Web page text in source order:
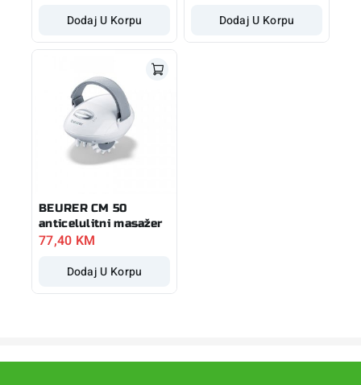
Dodaj U Korpu Dodaj U Korpu
BEURER CM 50
anticelulitni masažer
77,40 KM
Dodaj U Korpu